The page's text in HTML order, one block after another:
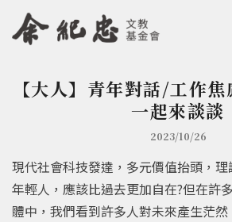
Jump to
Jump to Main
您在這裡
【大人】青年對話/工作
一起來談談
2023/10/26
現代社會科技發達，多元價值抬頭，
年輕人，應該比過去更加自在?但在許
體中，我們看到許多人對未來產生茫